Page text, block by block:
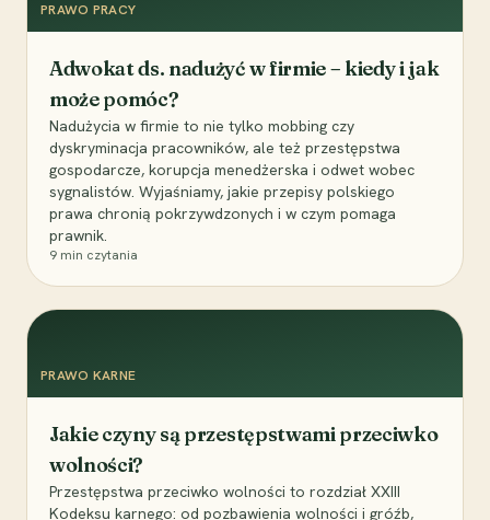
PRAWO PRACY
Adwokat ds. nadużyć w firmie – kiedy i jak
może pomóc?
Nadużycia w firmie to nie tylko mobbing czy
dyskryminacja pracowników, ale też przestępstwa
gospodarcze, korupcja menedżerska i odwet wobec
sygnalistów. Wyjaśniamy, jakie przepisy polskiego
prawa chronią pokrzywdzonych i w czym pomaga
prawnik.
9 min czytania
PRAWO KARNE
Jakie czyny są przestępstwami przeciwko
wolności?
Przestępstwa przeciwko wolności to rozdział XXIII
Kodeksu karnego: od pozbawienia wolności i gróźb,